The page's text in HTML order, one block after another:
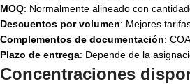
MOQ: Normalmente alineado con
Descuentos por volumen: Mejores
Complementos de documentación:
Plazo de entrega: Depende de la
Concentraciones